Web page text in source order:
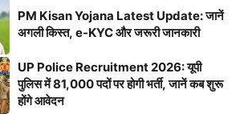
PM Kisan Yojana Latest Update: जानें
अगली किस्त, e-KYC और जरूरी जानकारी
UP Police Recruitment 2026: यूपी
पुलिस में 81,000 पदों पर होगी भर्ती, जानें कब शुरू
होंगे आवेदन